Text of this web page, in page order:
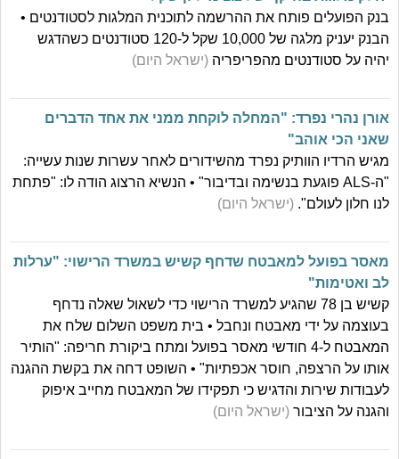
בנק הפועלים פותח את ההרשמה לתוכנית המלגות לסטודנטים •
הבנק יעניק מלגה של 10,000 שקל ל-120 סטודנטים כשהדגש
יהיה על סטודנטים מהפריפריה (ישראל היום)
אורן נהרי נפרד: "המחלה לוקחת ממני את אחד הדברים
שאני הכי אוהב"
מגיש הרדיו הוותיק נפרד מהשידורים לאחר עשרות שנות עשייה:
"ה-ALS פוגעת בנשימה ובדיבור" • הנשיא הרצוג הודה לו: "פתחת
לנו חלון לעולם". (ישראל היום)
מאסר בפועל למאבטח שדחף קשיש במשרד הרישוי: "ערלות
לב ואטימות"
קשיש בן 78 שהגיע למשרד הרישוי כדי לשאול שאלה נדחף
בעוצמה על ידי מאבטח ונחבל • בית משפט השלום שלח את
המאבטח ל-4 חודשי מאסר בפועל ומתח ביקורת חריפה: "הותיר
אותו על הרצפה, חוסר אכפתיות" • השופט דחה את בקשת ההגנה
לעבודות שירות והדגיש כי תפקידו של המאבטח מחייב איפוק
והגנה על הציבור (ישראל היום)